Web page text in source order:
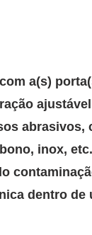
a(s)
abrasivos,
inox, etc.
dentro de